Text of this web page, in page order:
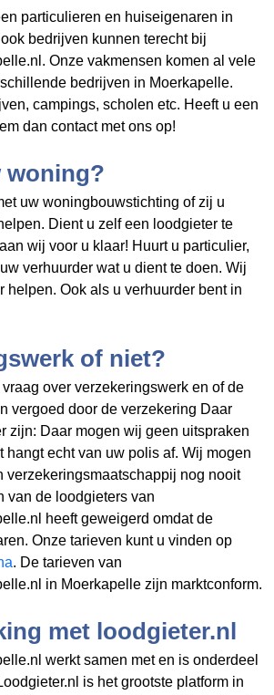
particulieren en huiseigenaren in
bedrijven kunnen terecht bij
Onze vakmensen komen al vele
bedrijven in Moerkapelle.
campings, scholen etc. Heeft u een
dan contact met ons op!
woning?
uw woningbouwstichting of zij u
Dient u zelf een loodgieter te
wij voor u klaar! Huurt u particulier,
verhuurder wat u dient te doen. Wij
helpen. Ook als u verhuurder bent in
of niet?
over verzekeringswerk en of de
vergoed door de verzekering Daar
zijn: Daar mogen wij geen uitspraken
hangt echt van uw polis af. Wij mogen
verzekeringsmaatschappij nog nooit
van de loodgieters van
heeft geweigerd omdat de
Onze tarieven kunt u vinden op
. De tarieven van
in Moerkapelle zijn marktconform.
met loodgieter.nl
werkt samen met en is onderdeel
is het grootste platform in